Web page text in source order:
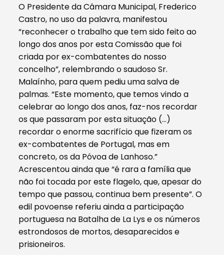
O Presidente da Câmara Municipal, Frederico
Castro, no uso da palavra, manifestou
“reconhecer o trabalho que tem sido feito ao
longo dos anos por esta Comissão que foi
criada por ex-combatentes do nosso
concelho”, relembrando o saudoso Sr.
Malaínho, para quem pediu uma salva de
palmas. “Este momento, que temos vindo a
celebrar ao longo dos anos, faz-nos recordar
os que passaram por esta situação (…)
recordar o enorme sacrifício que fizeram os
ex-combatentes de Portugal, mas em
concreto, os da Póvoa de Lanhoso.”
Acrescentou ainda que “é rara a família que
não foi tocada por este flagelo, que, apesar do
tempo que passou, continua bem presente”. O
edil povoense referiu ainda a participação
portuguesa na Batalha de La Lys e os números
estrondosos de mortos, desaparecidos e
prisioneiros.